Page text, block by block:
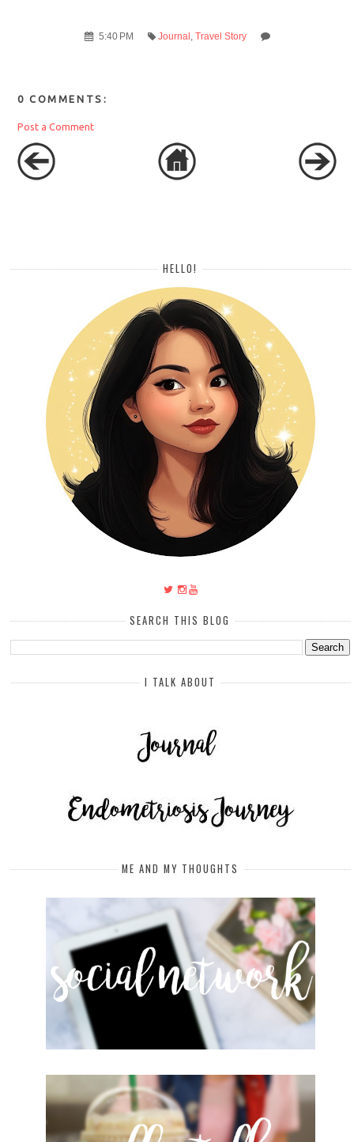
5:40 PM Journal Travel Story
0 COMMENTS:
Post a Comment
HELLO!
SEARCH THIS BLOG
I TALK ABOUT
ME AND MY THOUGHTS